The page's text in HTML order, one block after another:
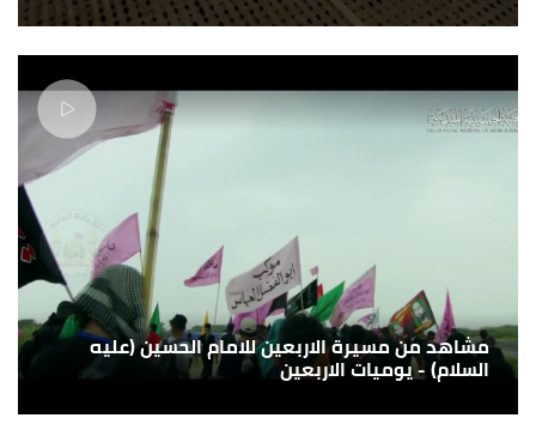
مشاهد من مسيرة الاربعين للامام الحسين (عليه
السلام) - يوميات الاربعين